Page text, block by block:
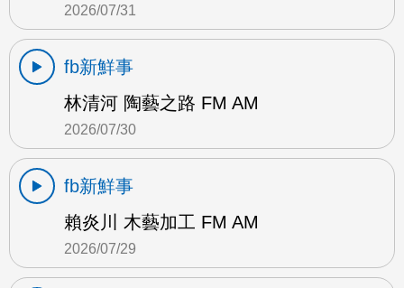
2026/07/31
fb新鮮事
林清河 陶藝之路 FM AM
2026/07/30
fb新鮮事
賴炎川 木藝加工 FM AM
2026/07/29